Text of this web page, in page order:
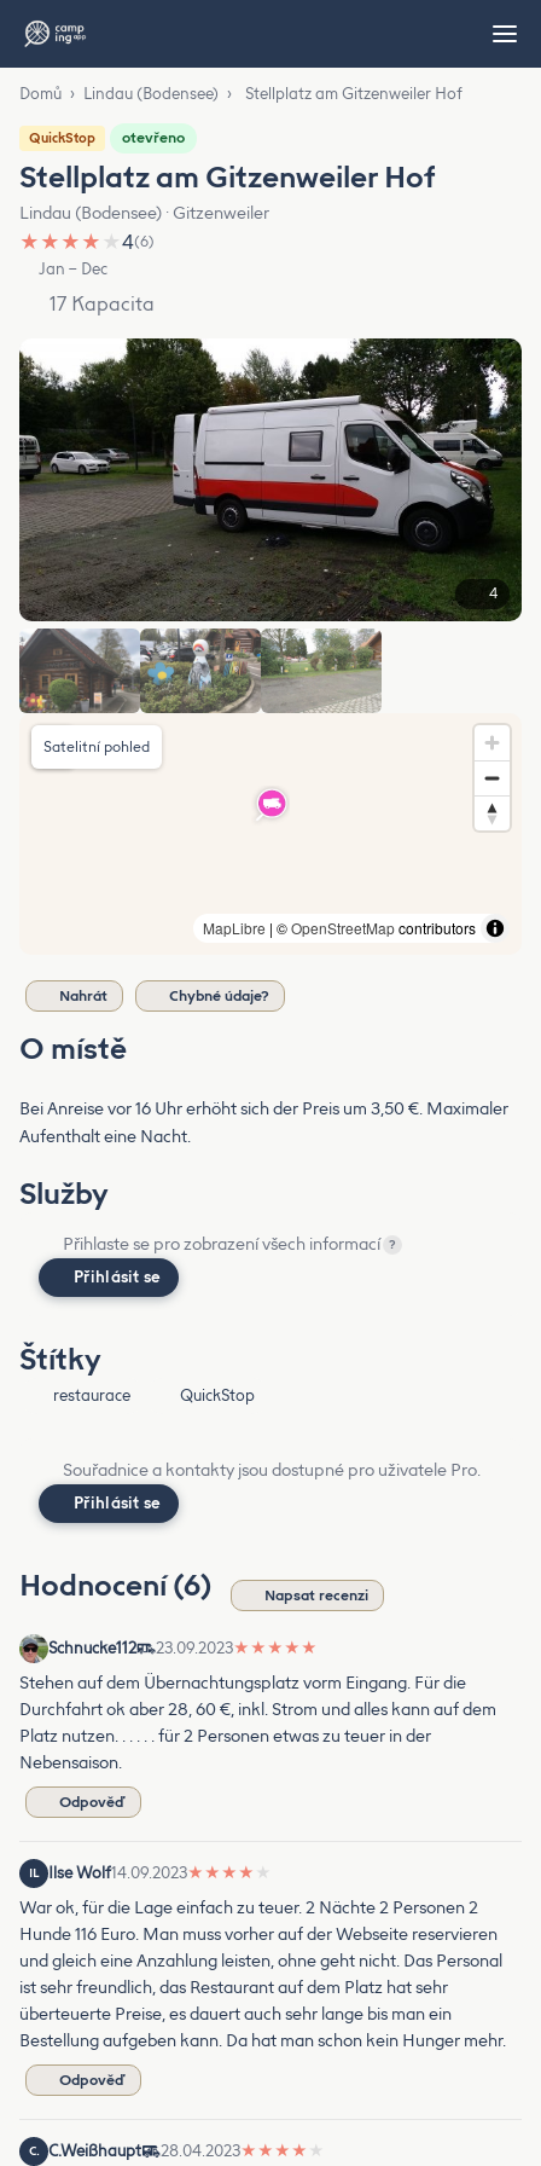
Domů › Lindau (Bodensee) › Stellplatz am Gitzenweiler Hof
QuickStop otevřeno
Stellplatz am Gitzenweiler Hof
Lindau (Bodensee) · Gitzenweiler
★ ★ ★ ★ ★4(6)
Jan – Dec
17 Kapacita
4
MapLibre | ©OpenStreetMapcontributors
Satelitní pohled
Nahrát Chybné údaje?
O místě
Bei Anreise vor 16 Uhr erhöht sich der Preis um 3,50 €. Maximaler
Aufenthalt eine Nacht.
Služby
Přihlaste se pro zobrazení všech informací ?
Přihlásit se
Štítky
restaurace QuickStop
Souřadnice a kontakty jsou dostupné pro uživatele Pro.
Přihlásit se
Hodnocení (6) Napsat recenzi
Schnucke112 23.09.2023★ ★ ★ ★ ★
Stehen auf dem Übernachtungsplatz vorm Eingang. Für die
Durchfahrt ok aber 28, 60 €, inkl. Strom und alles kann auf dem
Platz nutzen. . . . . . für 2 Personen etwas zu teuer in der
Nebensaison.
Odpověď
IL Ilse Wolf14.09.2023★ ★ ★ ★ ★
War ok, für die Lage einfach zu teuer. 2 Nächte 2 Personen 2
Hunde 116 Euro. Man muss vorher auf der Webseite reservieren
und gleich eine Anzahlung leisten, ohne geht nicht. Das Personal
ist sehr freundlich, das Restaurant auf dem Platz hat sehr
überteuerte Preise, es dauert auch sehr lange bis man ein
Bestellung aufgeben kann. Da hat man schon kein Hunger mehr.
Odpověď
C. C.Weißhaupt 28.04.2023★ ★ ★ ★ ★